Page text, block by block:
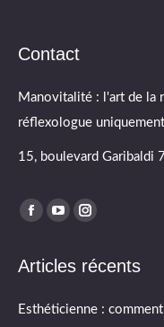
Contact
Manovitalité : l'art de la
réflexologue
15, boulevard
Find us on:
Facebook
opens
new
YouTube
opens
new
Instagram
opens
new
Articles récents
Esthéticienne :